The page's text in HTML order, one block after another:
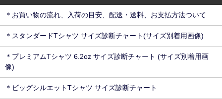
＊お買い物の流れ、入荷の目安、配送・送料、お支払方法ついて
＊スタンダードTシャツ サイズ診断チャート(サイズ別着用画像)
＊プレミアムTシャツ 6.2oz サイズ診断チャート (サイズ別着用画
像)
＊ビッグシルエットTシャツ サイズ診断チャート